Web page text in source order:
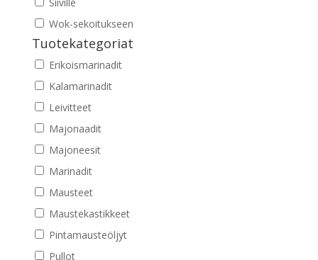
Wok-sekoitukseen
Tuotekategoriat
Erikoismarinadit
Kalamarinadit
Leivitteet
Majonaadit
Majoneesit
Marinadit
Mausteet
Maustekastikkeet
Pintamausteöljyt
Pullot